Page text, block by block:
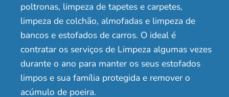
poltronas, limpeza de tapetes e carpetes,
limpeza de colchão, almofadas e limpeza de
bancos e estofados de carros. O ideal é
contratar os serviços de Limpeza algumas vezes
durante o ano para manter os seus estofados
limpos e sua família protegida e remover o
acúmulo de poeira.